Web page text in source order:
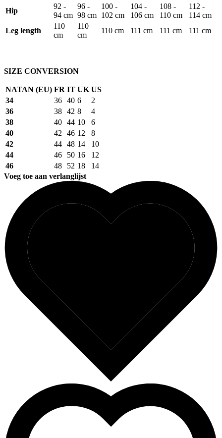
Hip
92 -
94 cm
96 -
98 cm
100 -
102 cm
104 -
106 cm
108 -
110 cm
112 -
114 cm
Leg length
110
cm
110
cm
110 cm 111 cm 111 cm 111 cm
SIZE CONVERSION
NATAN (EU) FR IT UK US
34
36 40 6
2
36
38 42 8
4
38
40 44 10
6
40
42 46 12
8
42
44 48 14
10
44
46 50 16
12
46
48 52 18
14
Voeg toe aan verlanglijst